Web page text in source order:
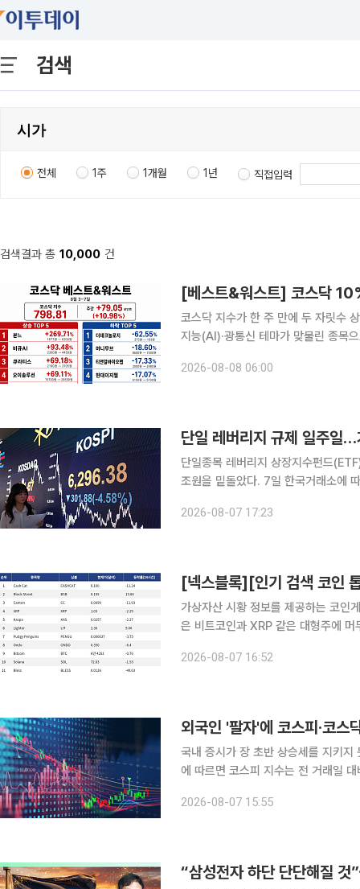
검색
전체 1주 1개월 1년 직접입력
검색결과 총 10,000 건
코스닥 지수가 한 주 만에 두 자릿수
지능(AI)·광통신 테마가 맞물린 종목
코스닥 지수는 전주 대비 79.05포인
2026-08-08 06:00
단일 레버리지 규제 일주일
단일종목 레버리지 상장지수펀드
조원을 밑돌았다. 7일 한국거래소에 따르면 이날 단일종목 레버리지·인버스 ETF 16종의 총 거래대
일부터 개인 일반투자자의 기본예탁
2026-08-07 17:23
가상자산 시황 정보를 제공하는 코
은 비트코인과 XRP 같은 대형주에
지만 거래량은 14억4920만 달러에
2026-08-07 16:52
외국인 '팔자'에 코스피·코스
국내 증시가 장 초반 상승세를 지키지 못하
에 따르면 코스피 지수는 전 거래일
하락 전환했다. 장 막판 낙폭을 일부
2026-08-07 15:55
“삼성전자 하단 단단해질